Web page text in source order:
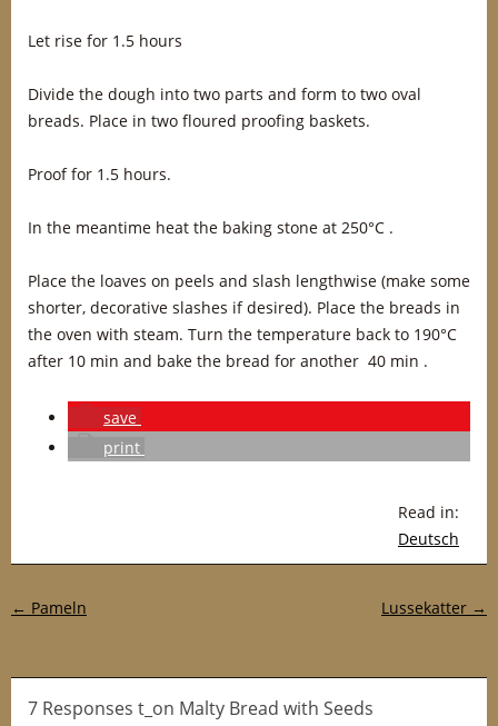
Let rise for 1.5 hours
Divide the dough into two parts and form to two oval
breads. Place in two floured proofing baskets.
Proof for 1.5 hours.
In the meantime heat the baking stone at 250°C .
Place the loaves on peels and slash lengthwise (make some
shorter, decorative slashes if desired). Place the breads in
the oven with steam. Turn the temperature back to 190°C
after 10 min and bake the bread for another 40 min .
save
print
Read in:
Deutsch
Post navigation
← Pameln Lussekatter →
7 Responses t_on Malty Bread with Seeds